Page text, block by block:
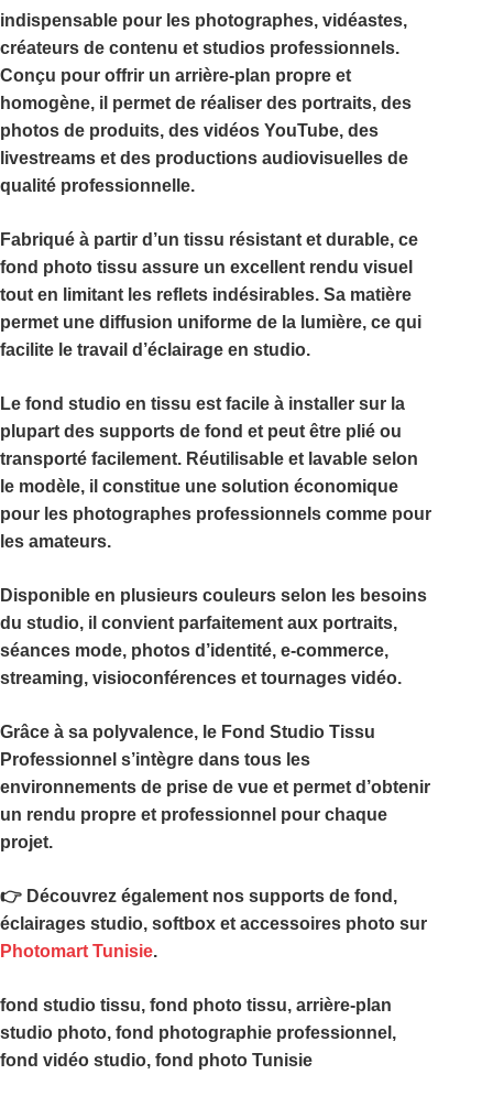
indispensable pour les photographes, vidéastes,
créateurs de contenu et studios professionnels.
Conçu pour offrir un arrière-plan propre et
homogène, il permet de réaliser des portraits, des
photos de produits, des vidéos YouTube, des
livestreams et des productions audiovisuelles de
qualité professionnelle.
Fabriqué à partir d’un tissu résistant et durable, ce
fond photo tissu assure un excellent rendu visuel
tout en limitant les reflets indésirables. Sa matière
permet une diffusion uniforme de la lumière, ce qui
facilite le travail d’éclairage en studio.
Le fond studio en tissu est facile à installer sur la
plupart des supports de fond et peut être plié ou
transporté facilement. Réutilisable et lavable selon
le modèle, il constitue une solution économique
pour les photographes professionnels comme pour
les amateurs.
Disponible en plusieurs couleurs selon les besoins
du studio, il convient parfaitement aux portraits,
séances mode, photos d’identité, e-commerce,
streaming, visioconférences et tournages vidéo.
Grâce à sa polyvalence, le Fond Studio Tissu
Professionnel s’intègre dans tous les
environnements de prise de vue et permet d’obtenir
un rendu propre et professionnel pour chaque
projet.
👉 Découvrez également nos supports de fond,
éclairages studio, softbox et accessoires photo sur
Photomart Tunisie.
fond studio tissu, fond photo tissu, arrière-plan
studio photo, fond photographie professionnel,
fond vidéo studio, fond photo Tunisie